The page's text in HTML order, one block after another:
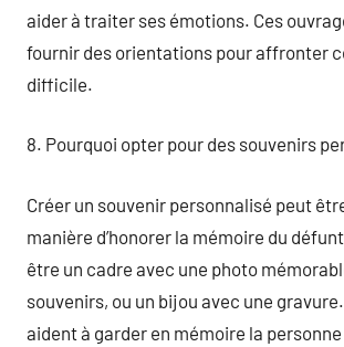
aider à traiter ses émotions. Ces
fournir des orientations pour affronter
difficile.
8. Pourquoi opter pour des souvenirs
Créer un souvenir personnalisé peut
manière d’honorer la mémoire du
être un cadre avec une photo
souvenirs, ou un bijou avec une
aident à garder en mémoire la